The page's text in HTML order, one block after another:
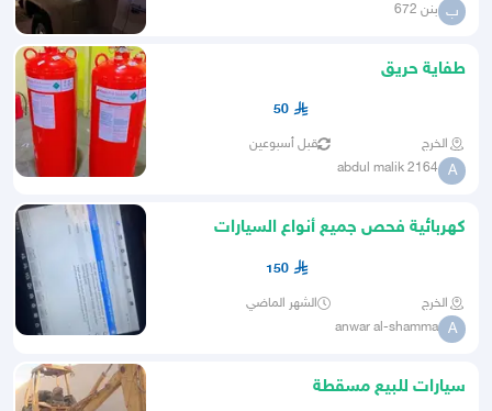
ب بنن 672
طفاية حريق
50
الخرج قبل أسبوعين
A
abdul malik 2164
كهربائية فحص جميع أنواع السيارات
150
الخرج الشهر الماضي
A
anwar al-shamma
سيارات للبيع مسقطة